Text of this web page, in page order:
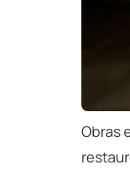
Obras